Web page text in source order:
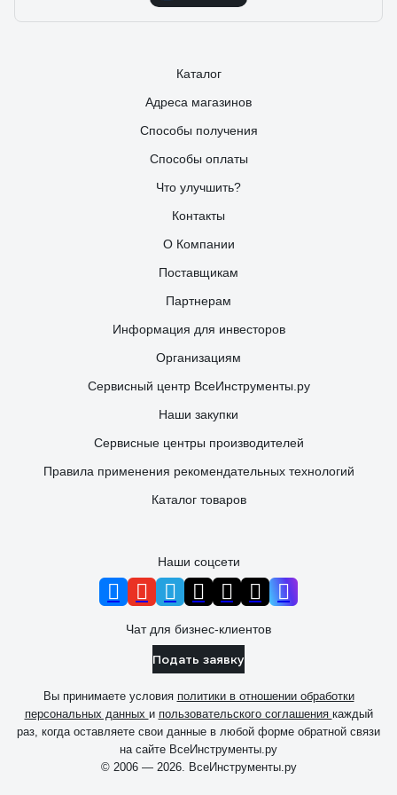
Каталог
Адреса магазинов
Способы получения
Способы оплаты
Что улучшить?
Контакты
О Компании
Поставщикам
Партнерам
Информация для инвесторов
Организациям
Сервисный центр ВсеИнструменты.ру
Наши закупки
Сервисные центры производителей
Правила применения рекомендательных технологий
Каталог товаров
Наши соцсети
Чат для бизнес-клиентов
Подать заявку
Вы принимаете условия политики в отношении обработки
персональных данных и пользовательского соглашения каждый
раз, когда оставляете свои данные в любой форме обратной связи
на сайте ВсеИнструменты.ру
© 2006 — 2026. ВсеИнструменты.ру